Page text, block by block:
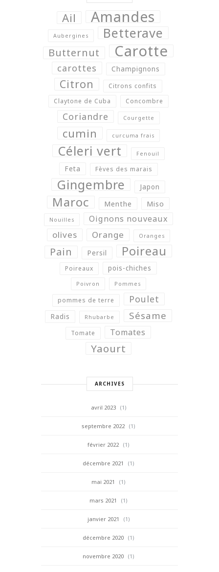
Ail Amandes
Aubergines Betterave
Butternut Carotte
carottes Champignons
Citron
Citrons confits
Claytone de Cuba
Concombre
Coriandre Courgette
cumin curcuma frais
Céleri vert Fenouil
Feta Fèves des marais
Gingembre Japon
Maroc Menthe Miso
Nouilles Oignons nouveaux
olives Orange Oranges
Pain Persil Poireau
Poireaux pois-chiches
Poivron Pommes
pommes de terre Poulet
Radis Rhubarbe Sésame
Tomate Tomates
Yaourt
ARCHIVES
avril 2023 (1)
septembre 2022 (1)
février 2022 (1)
décembre 2021 (1)
mai 2021 (1)
mars 2021 (1)
janvier 2021 (1)
décembre 2020 (1)
novembre 2020 (1)